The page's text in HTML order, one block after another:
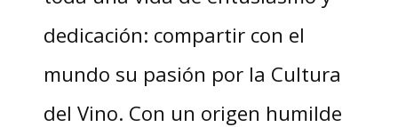
dedicación: compartir con el
mundo su pasión por la Cultura
del Vino. Con un origen humilde